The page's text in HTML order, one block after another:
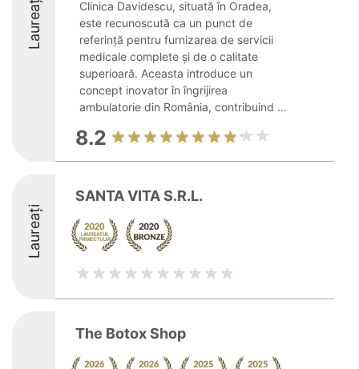
Laureați
Clinica Davidescu, situată în Oradea,
este recunoscută ca un punct de
referință pentru furnizarea de servicii
medicale complete și de o calitate
superioară. Aceasta introduce un
concept inovator în îngrijirea
ambulatorie din România, contribuind ...
8.2
Laureați
SANTA VITA S.R.L.
The Botox Shop